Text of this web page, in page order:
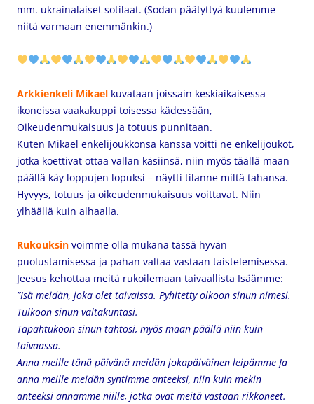
mm. ukrainalaiset sotilaat. (Sodan päätyttyä kuulemme
niitä varmaan enemmänkin.)
Arkkienkeli Mikael kuvataan joissain keskiaikaisessa
ikoneissa vaakakuppi toisessa kädessään,
Oikeudenmukaisuus ja totuus punnitaan.
Kuten Mikael enkelijoukkonsa kanssa voitti ne enkelijoukot,
jotka koettivat ottaa vallan käsiinsä, niin myös täällä maan
päällä käy loppujen lopuksi – näytti tilanne miltä tahansa.
Hyvyys, totuus ja oikeudenmukaisuus voittavat. Niin
ylhäällä kuin alhaalla.
Rukouksin voimme olla mukana tässä hyvän
puolustamisessa ja pahan valtaa vastaan taistelemisessa.
Jeesus kehottaa meitä rukoilemaan taivaallista Isäämme:
”Isä meidän, joka olet taivaissa. Pyhitetty olkoon sinun nimesi.
Tulkoon sinun valtakuntasi.
Tapahtukoon sinun tahtosi, myös maan päällä niin kuin
taivaassa.
Anna meille tänä päivänä meidän jokapäiväinen leipämme Ja
anna meille meidän syntimme anteeksi, niin kuin mekin
anteeksi annamme niille, jotka ovat meitä vastaan rikkoneet.